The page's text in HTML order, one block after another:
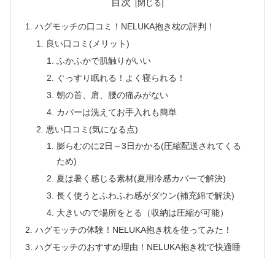
ハグモッチの口コミ！NELUKA抱き枕の評判！
良い口コミ(メリット)
ふかふかで肌触りがいい
ぐっすり眠れる！よく寝られる！
朝の首、肩、腰の痛みがない
カバーは洗えてお手入れも簡単
悪い口コミ(気になる点)
膨らむのに2日～3日かかる(圧縮配送されてくる
ため)
夏は暑く感じる素材(夏用冷感カバーで解決)
長く使うとふわふわ感がダウン(補充綿で解決)
大きいので場所をとる（収納は圧縮が可能）
ハグモッチの体験！NELUKA抱き枕を使ってみた！
ハグモッチのおすすめ理由！NELUKA抱き枕で快適睡